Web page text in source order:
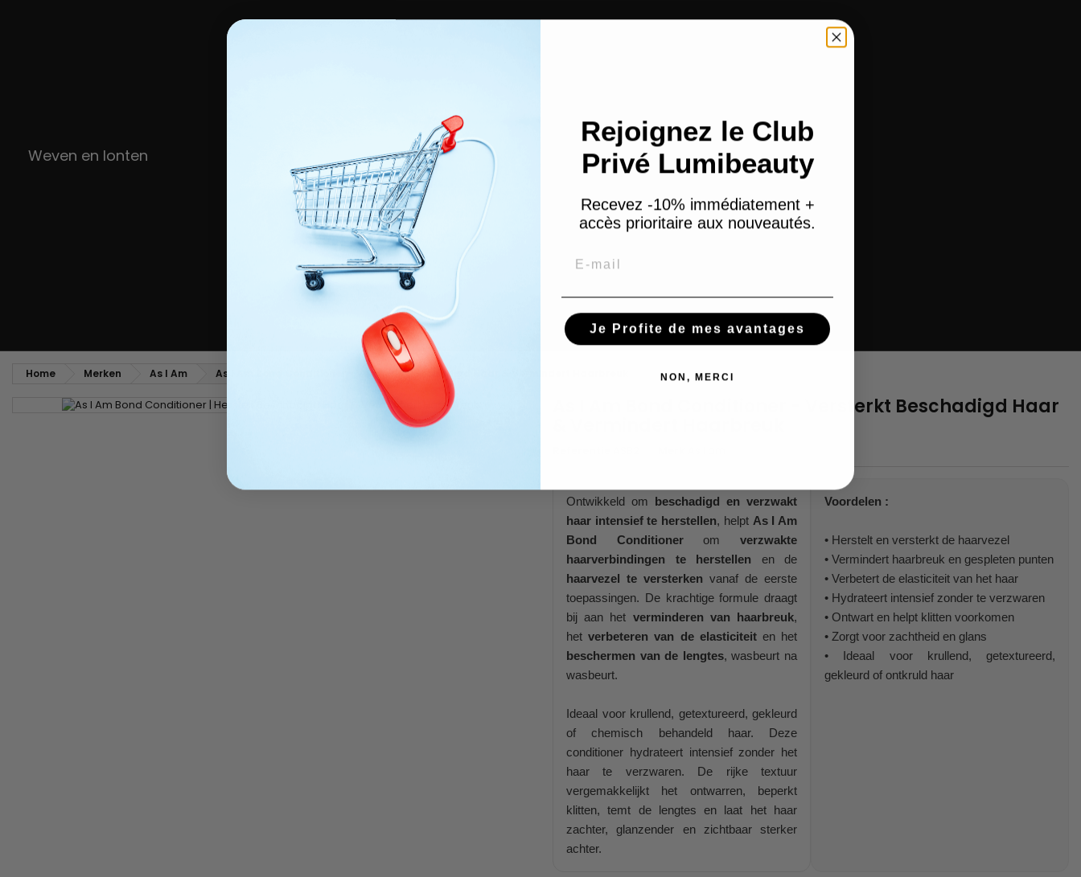
Weven en lonten
Home Merken As I Am As I Am Bond Conditioner - Versterkt Beschadigd Haar & Vermindert Haarbreuk
As I Am Bond Conditioner - Versterkt Beschadigd Haar
Ontwikkeld om beschadigd en verzwakt
haar intensief te herstellen, helpt As I Am
Bond Conditioneromverzwakte
haarverbindingen te herstellen en de
haarvezel te versterken vanaf de eerste
toepassingen. De krachtige formule draagt
bij aan het verminderen van haarbreuk,
hetverbeteren van de elasticiteiten het
beschermen van de lengtes, wasbeurt na
wasbeurt.
Ideaal voor krullend, getextureerd, gekleurd
of chemisch behandeld haar. Deze
conditioner hydrateert intensief zonder het
haar te verzwaren. De rijke textuur
vergemakkelijkt het ontwarren, beperkt
klitten, temt de lengtes en laat het haar
zachter, glanzender en zichtbaar sterker
achter.
Voordelen :
• Herstelt en versterkt de haarvezel
• Vermindert haarbreuk en gespleten punten
• Verbetert de elasticiteit van het haar
• Hydrateert intensief zonder te verzwaren
• Ontwart en helpt klitten voorkomen
• Zorgt voor zachtheid en glans
• Ideaal voor krullend, getextureerd,
gekleurd of ontkruld haar
Rejoignez le Club
Privé Lumibeauty
Recevez -10% immédiatement +
accès prioritaire aux nouveautés.
Je Profite de mes avantages
NON, MERCI